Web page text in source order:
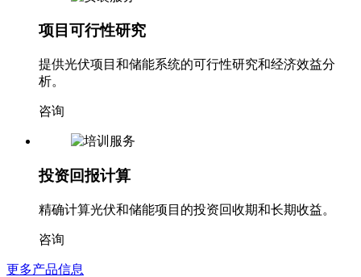
项目可行性研究
提供光伏项目和储能系统的可行性研究和经济效益分
析。
咨询
投资回报计算
精确计算光伏和储能项目的投资回收期和长期收益。
咨询
更多产品信息